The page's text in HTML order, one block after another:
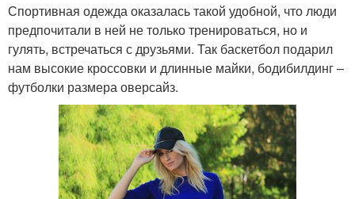
Спортивная одежда оказалась такой удобной, что люди
предпочитали в ней не только тренироваться, но и
гулять, встречаться с друзьями. Так баскетбол подарил
нам высокие кроссовки и длинные майки, бодибилдинг –
футболки размера оверсайз.